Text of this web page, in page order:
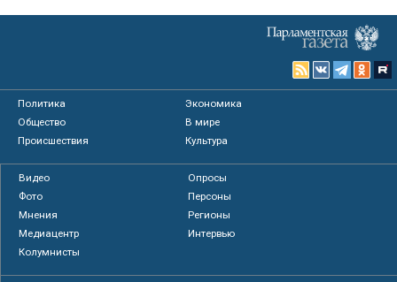
Политика
Экономика
Общество
В мире
Происшествия
Культура
Видео
Опросы
Фото
Персоны
Мнения
Регионы
Медиацентр
Интервью
Колумнисты